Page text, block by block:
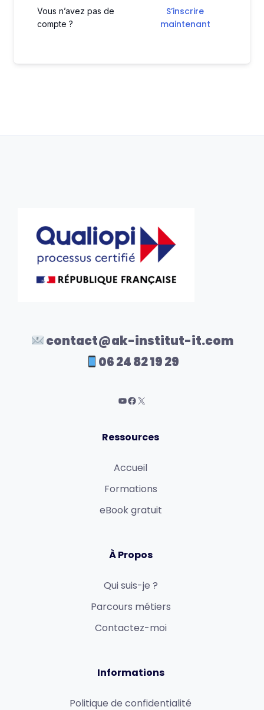
Vous n’avez pas de
compte ?
S’inscrire
maintenant
contact@ak-institut-it.com
06 24 82 19 29
Ressources
Accueil
Formations
eBook gratuit
À Propos
Qui suis-je ?
Parcours métiers
Contactez-moi
Informations
Politique de confidentialité